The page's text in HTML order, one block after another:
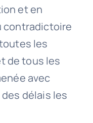
et en
contradictoire
les
de tous les
avec
délais les